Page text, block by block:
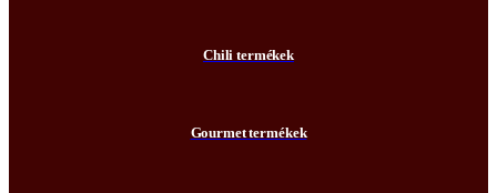
Chili termékek
Gourmet termékek